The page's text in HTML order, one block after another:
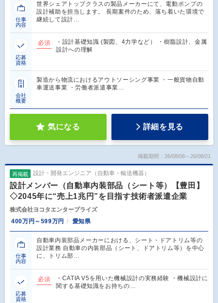
仕事
内容
世界シェアトップクラスの製品メーカーにて、電動ポンプの
設計補助を担当します。 長期案件のため、落ち着いた環境で
継続して設計…
応募
資格
必須
・設計基礎知識 (製図、4力学など） ・樹脂設計、金属
設計への理解
会社
概要
製造から物流におけるアウトソーシング事業 ・一般貨物自動
車運送事業 ・労働者派遣事業…
気になる 詳細を見る
掲載期間：26/08/08～26/08/21
再掲載 設計・開発エンジニア（自動車・輸送機器）
設計メンバー（自動車内装部品（シート等）【豊田】
◇2045年に“売上1兆円”を目指す技術者派遣企業
株式会社ヨコタエンタープライズ
400万円～599万円
愛知県
仕事
内容
自動車内装部品メーカーにおける、シート・ドアトリム等の
設計業務 自動車の内装部品（シート、ドアトリム等）を中心
に、トリム部…
応募
資格
必須
・CATIA V5を用いた機械設計の実務経験 ・機械設計に
関する基礎知識をお持ちの…